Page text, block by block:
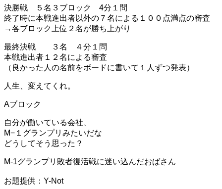
決勝戦 ５名３ブロック 4分１問
終了時に本戦進出者以外の７名による１００点満点の審査
→各ブロック上位２名が勝ち上がり
最終決戦 ３名 ４分１問
本戦進出者１２名による審査
（良かった人の名前をボードに書いて１人ずつ発表）
人生、変えてくれ。
Aブロック
自分が働いている会社、
M−１グランプリみたいだな
どうしてそう思った？
M-1グランプリ敗者復活戦に迷い込んだおばさん
お題提供：Y-Not